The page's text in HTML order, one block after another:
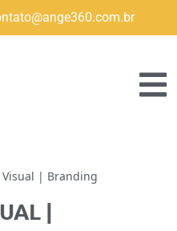
| Branding
|